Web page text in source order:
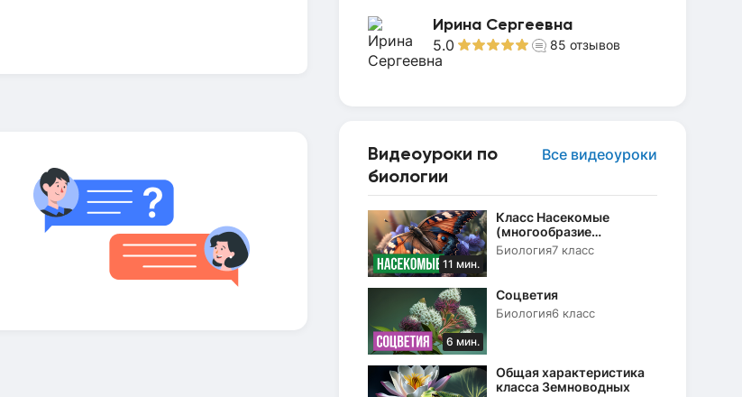
Ирина Сергеевна
5.0 85 отзывов
Видеоуроки по
биологии
Все видеоуроки
11 мин.
Класс Насекомые
(многообразие
насекомых, их роль в
Биология7 класс
6 мин.
Соцветия
Биология6 класс
Общая характеристика
класса Земноводных